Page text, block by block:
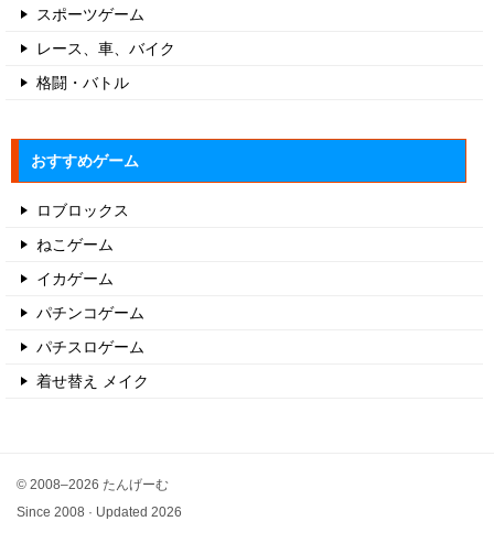
スポーツゲーム
レース、車、バイク
格闘・バトル
おすすめゲーム
ロブロックス
ねこゲーム
イカゲーム
パチンコゲーム
パチスロゲーム
着せ替え メイク
© 2008–2026 たんげーむ
Since 2008 · Updated 2026